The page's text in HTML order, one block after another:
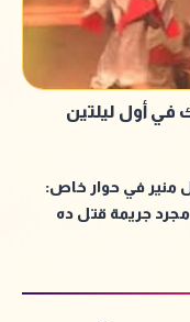
في أول ليلتين
منير في حوار خاص:
جريمة قتل ده